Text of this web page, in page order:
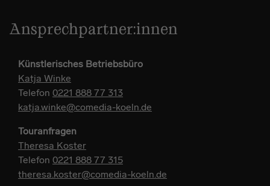
Ansprechpartner:innen
Künstlerisches Betriebsbüro
Katja Winke
Telefon 0221 888 77 313
katja.winke@comedia-koeln.de
Touranfragen
Theresa Koster
Telefon 0221 888 77 315
theresa.koster@comedia-koeln.de